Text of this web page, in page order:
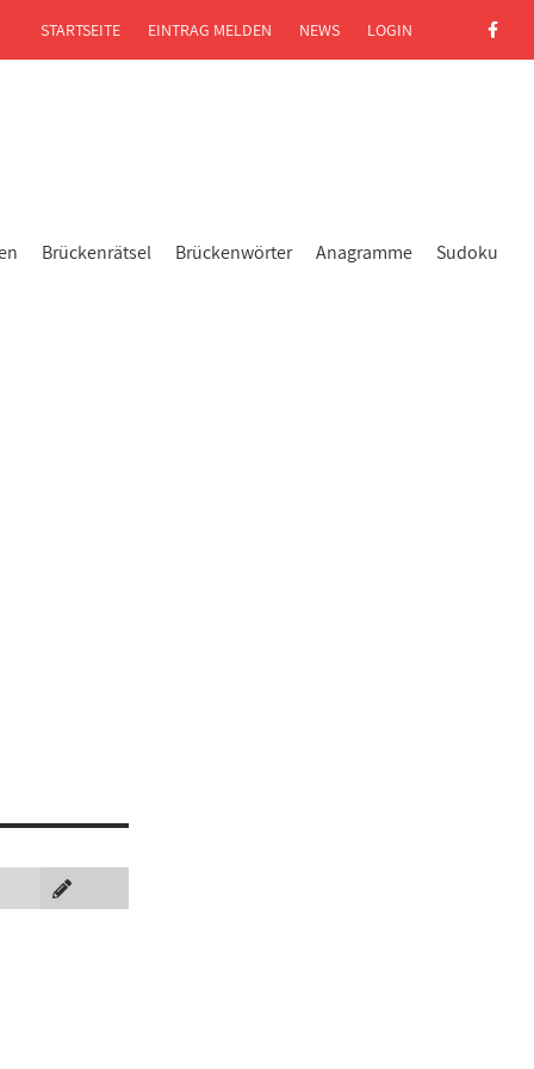
Brückenrätsel Brückenwörter Anagramme Sudoku
STARTSEITE EINTRAG MELDEN NEWS LOGIN